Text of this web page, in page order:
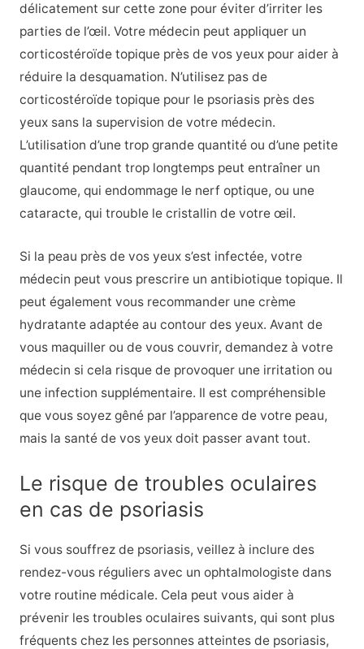
délicatement sur cette zone pour éviter d’irriter les
parties de l’œil. Votre médecin peut appliquer un
corticostéroïde topique près de vos yeux pour aider à
réduire la desquamation. N’utilisez pas de
corticostéroïde topique pour le psoriasis près des
yeux sans la supervision de votre médecin.
L’utilisation d’une trop grande quantité ou d’une petite
quantité pendant trop longtemps peut entraîner un
glaucome, qui endommage le nerf optique, ou une
cataracte, qui trouble le cristallin de votre œil.
Si la peau près de vos yeux s’est infectée, votre
médecin peut vous prescrire un antibiotique topique. Il
peut également vous recommander une crème
hydratante adaptée au contour des yeux. Avant de
vous maquiller ou de vous couvrir, demandez à votre
médecin si cela risque de provoquer une irritation ou
une infection supplémentaire. Il est compréhensible
que vous soyez gêné par l’apparence de votre peau,
mais la santé de vos yeux doit passer avant tout.
Le risque de troubles oculaires
en cas de psoriasis
Si vous souffrez de psoriasis, veillez à inclure des
rendez-vous réguliers avec un ophtalmologiste dans
votre routine médicale. Cela peut vous aider à
prévenir les troubles oculaires suivants, qui sont plus
fréquents chez les personnes atteintes de psoriasis,